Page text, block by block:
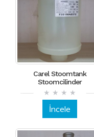
Carel Stoomtank
Stoomcilinder
İncele